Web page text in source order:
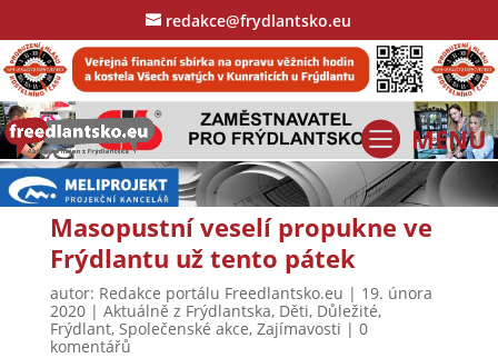
redakce@frydlantsko.eu
Masopustní veselí propukne ve
Frýdlantu už tento pátek
autor: Redakce portálu Freedlantsko.eu | 19. února
2020| Aktuálně z Frýdlantska, Děti, Důležité,
Frýdlant, Společenské akce, Zajímavosti | 0
komentářů